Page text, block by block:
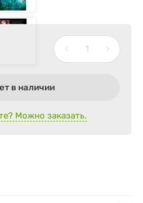
в наличии
Можно заказать.